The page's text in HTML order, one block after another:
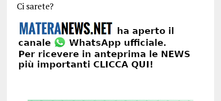
Ci sarete?